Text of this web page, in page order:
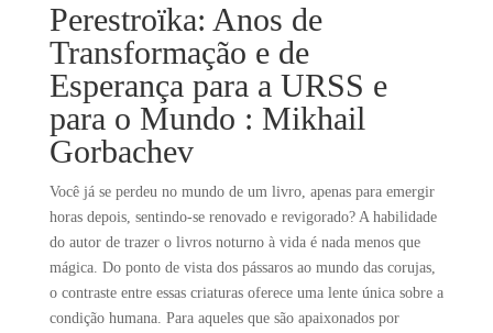
Perestroïka: Anos de
Transformação e de
Esperança para a URSS e
para o Mundo : Mikhail
Gorbachev
Você já se perdeu no mundo de um livro, apenas para emergir
horas depois, sentindo-se renovado e revigorado? A habilidade
do autor de trazer o livros noturno à vida é nada menos que
mágica. Do ponto de vista dos pássaros ao mundo das corujas,
o contraste entre essas criaturas oferece uma lente única sobre a
condição humana. Para aqueles que são apaixonados por